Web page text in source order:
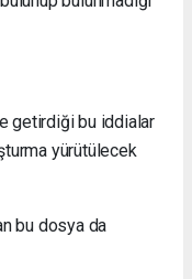
getirdiği bu iddialar
yürütülecek
bu dosya da